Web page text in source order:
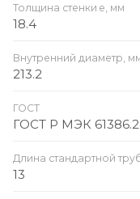
Толщина стенки e, мм
18.4
Внутренний диаметр,
213.2
ГОСТ
ГОСТ Р МЭК
Длина стандартной
13